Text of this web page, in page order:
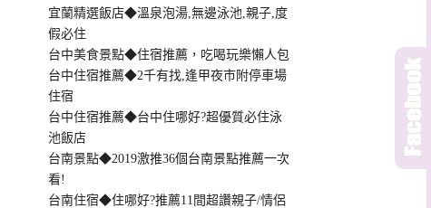
宜蘭精選飯店◆溫泉泡湯,無邊泳池,親子,度
假必住
台中美食景點◆住宿推薦，吃喝玩樂懶人包
台中住宿推薦◆2千有找,逢甲夜市附停車場
住宿
台中住宿推薦◆台中住哪好?超優質必住泳
池飯店
台南景點◆2019激推36個台南景點推薦一次
看!
台南住宿◆住哪好?推薦11間超讚親子/情侶